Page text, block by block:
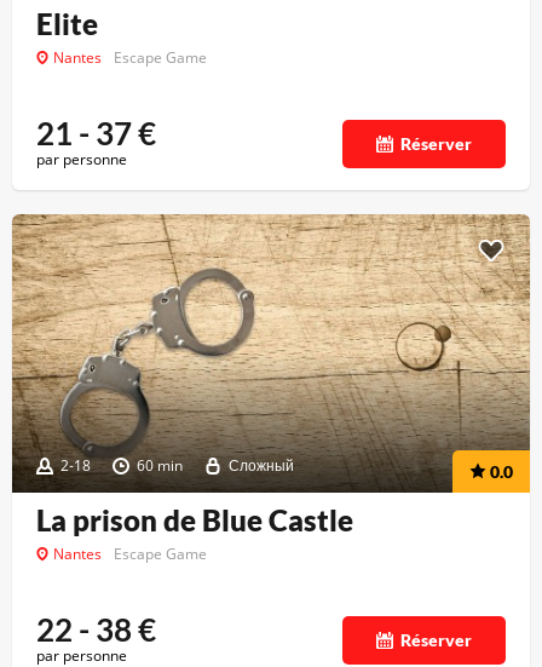
Elite
Nantes Escape Game
21 - 37€
par personne
Réserver
2-18 60 min Сложный 0.0
La prison de Blue Castle
Nantes Escape Game
22 - 38€
par personne
Réserver